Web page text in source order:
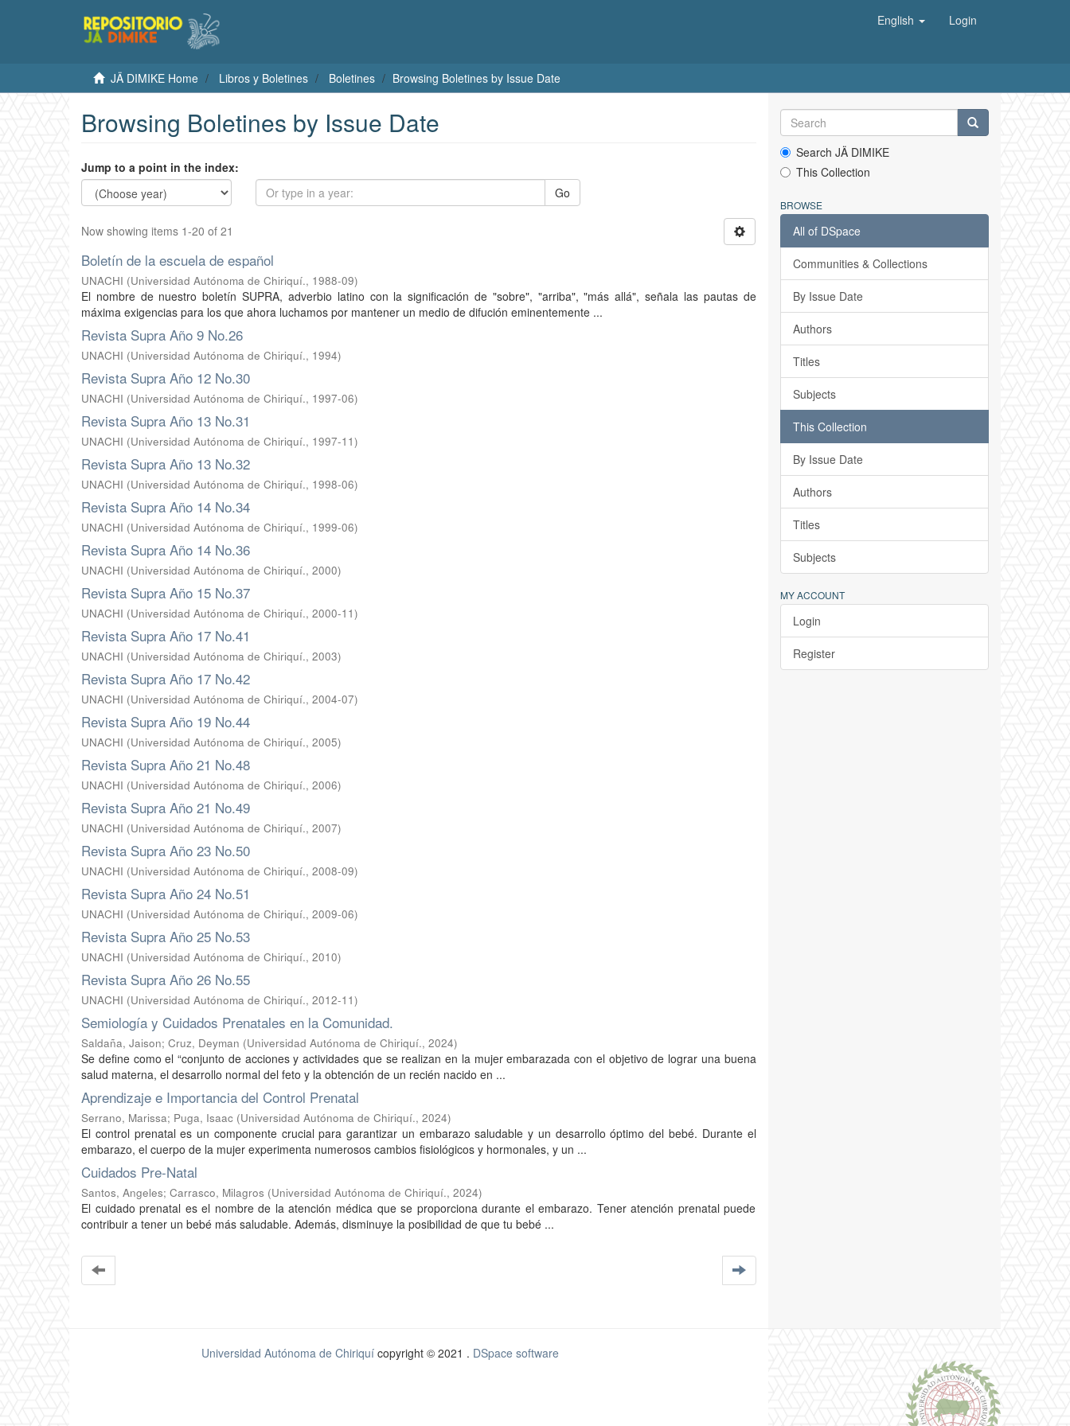
English Login
JÄ DIMIKE Home Libros y Boletines Boletines Browsing Boletines by Issue Date
Browsing Boletines by Issue Date
Jump to a point in the index:
Go
Now showing items 1-20 of 21
Boletín de la escuela de español
UNACHI (Universidad Autónoma de Chiriquí., 1988-09)
El nombre de nuestro boletín SUPRA, adverbio latino con la significación de "sobre", "arriba", "más allá", señala las pautas de
máxima exigencias para los que ahora luchamos por mantener un medio de difución eminentemente ...
Revista Supra Año 9 No.26
UNACHI (Universidad Autónoma de Chiriquí., 1994)
Revista Supra Año 12 No.30
UNACHI (Universidad Autónoma de Chiriquí., 1997-06)
Revista Supra Año 13 No.31
UNACHI (Universidad Autónoma de Chiriquí., 1997-11)
Revista Supra Año 13 No.32
UNACHI (Universidad Autónoma de Chiriquí., 1998-06)
Revista Supra Año 14 No.34
UNACHI (Universidad Autónoma de Chiriquí., 1999-06)
Revista Supra Año 14 No.36
UNACHI (Universidad Autónoma de Chiriquí., 2000)
Revista Supra Año 15 No.37
UNACHI (Universidad Autónoma de Chiriquí., 2000-11)
Revista Supra Año 17 No.41
UNACHI (Universidad Autónoma de Chiriquí., 2003)
Revista Supra Año 17 No.42
UNACHI (Universidad Autónoma de Chiriquí., 2004-07)
Revista Supra Año 19 No.44
UNACHI (Universidad Autónoma de Chiriquí., 2005)
Revista Supra Año 21 No.48
UNACHI (Universidad Autónoma de Chiriquí., 2006)
Revista Supra Año 21 No.49
UNACHI (Universidad Autónoma de Chiriquí., 2007)
Revista Supra Año 23 No.50
UNACHI (Universidad Autónoma de Chiriquí., 2008-09)
Revista Supra Año 24 No.51
UNACHI (Universidad Autónoma de Chiriquí., 2009-06)
Revista Supra Año 25 No.53
UNACHI (Universidad Autónoma de Chiriquí., 2010)
Revista Supra Año 26 No.55
UNACHI (Universidad Autónoma de Chiriquí., 2012-11)
Semiología y Cuidados Prenatales en la Comunidad.
Saldaña, Jaison; Cruz, Deyman (Universidad Autónoma de Chiriquí., 2024)
Se define como el “conjunto de acciones y actividades que se realizan en la mujer embarazada con el objetivo de lograr una buena
salud materna, el desarrollo normal del feto y la obtención de un recién nacido en ...
Aprendizaje e Importancia del Control Prenatal
Serrano, Marissa; Puga, Isaac (Universidad Autónoma de Chiriquí., 2024)
El control prenatal es un componente crucial para garantizar un embarazo saludable y un desarrollo óptimo del bebé. Durante el
embarazo, el cuerpo de la mujer experimenta numerosos cambios fisiológicos y hormonales, y un ...
Cuidados Pre-Natal
Santos, Angeles; Carrasco, Milagros (Universidad Autónoma de Chiriquí., 2024)
El cuidado prenatal es el nombre de la atención médica que se proporciona durante el embarazo. Tener atención prenatal puede
contribuir a tener un bebé más saludable. Además, disminuye la posibilidad de que tu bebé ...
Search JÄ DIMIKE
This Collection
BROWSE
All of DSpace
Communities & Collections
By Issue Date
Authors
Titles
Subjects
This Collection
By Issue Date
Authors
Titles
Subjects
MY ACCOUNT
Login
Register
Universidad Autónoma de Chiriquícopyright © 2021 . DSpace software